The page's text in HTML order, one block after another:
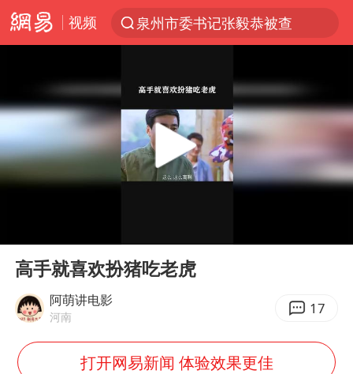
视频
“电影+”如何激发千亿级消费新活力？
中医教你一招提升气血
四川宜宾市高县4.9级地震致1人死亡
胜宏科技：股票交易异常波动
Play
高手就喜欢扮猪吃老虎
阿萌讲电影
河南 17
打开网易新闻 体验效果更佳